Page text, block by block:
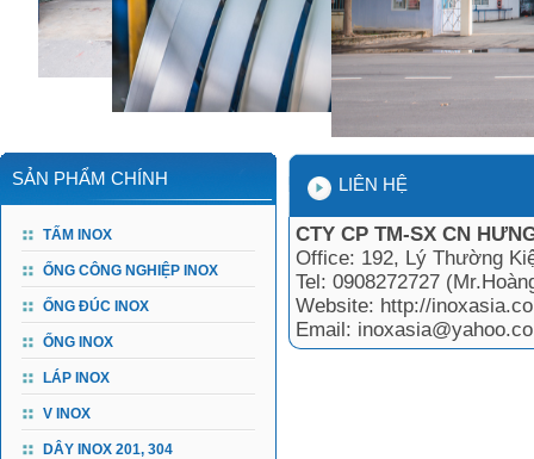
SẢN PHẨM CHÍNH
TẤM INOX
ỐNG CÔNG NGHIỆP INOX
ỐNG ĐÚC INOX
ỐNG INOX
LÁP INOX
V INOX
DÂY INOX 201, 304
LIÊN HỆ
CTY CP TM-SX CN
Office: 192, Lý Thường
Tel: 0908272727
Website: http://
Email: